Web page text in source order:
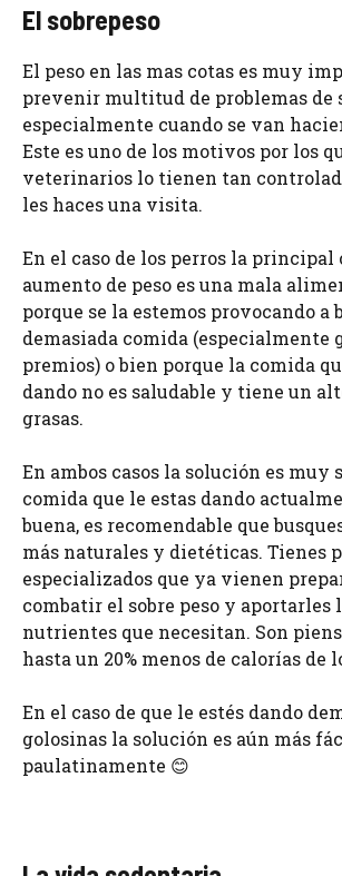
El sobrepeso
El peso en las mas cotas es muy
prevenir multitud de problemas de
especialmente cuando se van
Este es uno de los motivos por los
veterinarios lo tienen tan
les haces una visita.
En el caso de los perros la principal
aumento de peso es una mala
porque se la estemos provocando a
demasiada comida (especialmente
premios) o bien porque la comida
dando no es saludable y tiene un
grasas.
En ambos casos la solución es muy
comida que le estas dando
buena, es recomendable que
más naturales y dietéticas. Tienes
especializados que ya vienen
combatir el sobre peso y
nutrientes que necesitan. Son
hasta un 20% menos de calorías de
En el caso de que le estés dando
golosinas la solución es aún más
paulatinamente 😊